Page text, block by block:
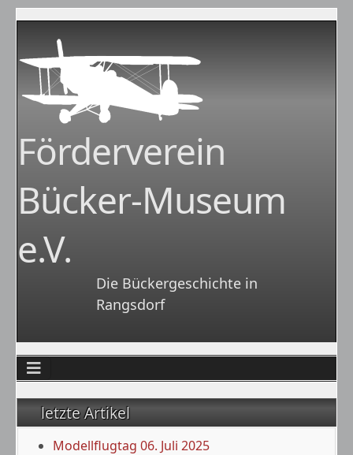
Förderverein
Bücker-Museum
e.V.
Die Bückergeschichte in
Rangsdorf
letzte Artikel
Modellflugtag 06. Juli 2025